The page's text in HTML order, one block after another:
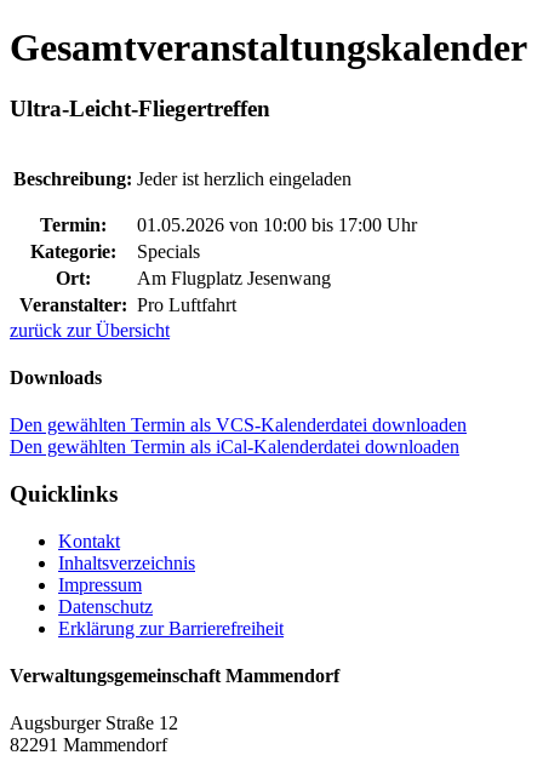
Gesamtveranstaltungskalender
Ultra-Leicht-Fliegertreffen
Beschreibung: Jeder ist herzlich eingeladen
Termin: 01.05.2026 von 10:00 bis 17:00 Uhr
Kategorie:
Specials
Ort:
Am Flugplatz Jesenwang
Veranstalter: Pro Luftfahrt
zurück zur Übersicht
Downloads
Den gewählten Termin als VCS-Kalenderdatei downloaden
Den gewählten Termin als iCal-Kalenderdatei downloaden
Quicklinks
Kontakt
Inhaltsverzeichnis
Impressum
Datenschutz
Erklärung zur Barrierefreiheit
Verwaltungsgemeinschaft Mammendorf
Augsburger Straße 12
82291 Mammendorf